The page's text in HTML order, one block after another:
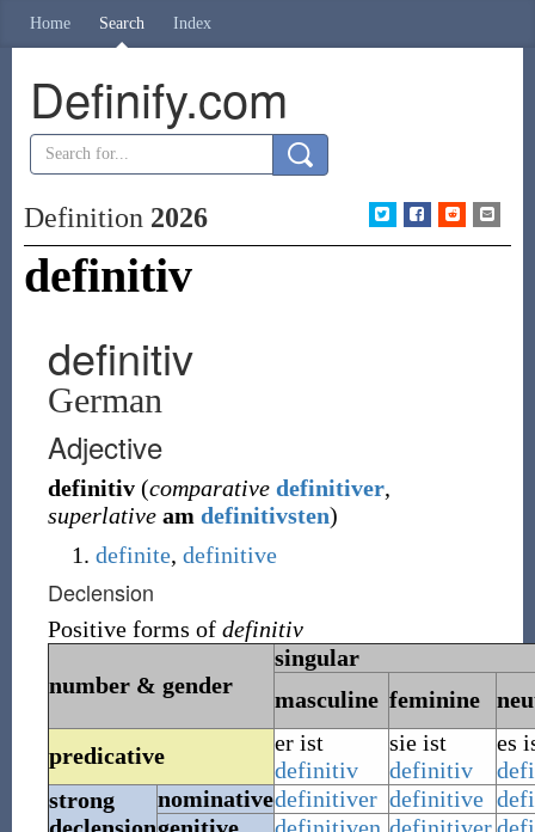
Home Search Index
Definify.com
Definition 2026
definitiv
definitiv
German
Adjective
definitiv (comparative definitiver,
superlative am definitivsten)
definite, definitive
Declension
Positive forms of definitiv
number & gender
singular
masculine feminine
predicative
er ist
definitiv
sie ist
definitiv
es
strong
nominativedefinitiver definitive